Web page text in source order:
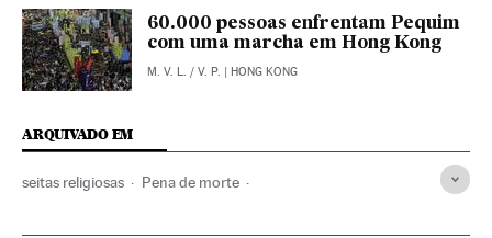
60.000 pessoas enfrentam Pequim
com uma marcha em Hong Kong
M. V. L. / V. P. | HONG KONG
ARQUIVADO EM
seitas religiosas Pena de morte